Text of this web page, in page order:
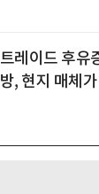
트레이드 후유
방, 현지 매체